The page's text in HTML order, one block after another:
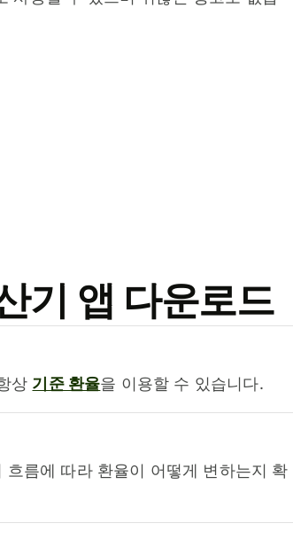
기 앱 다운로드
상 기준 환율을 이용할 수 있습니다.
름에 따라 환율이 어떻게 변하는지 확